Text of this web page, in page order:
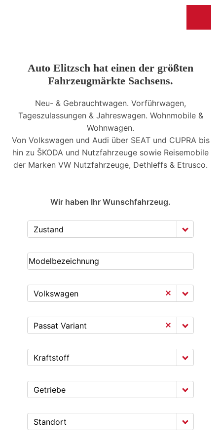
Auto Elitzsch hat einen der größten
Fahrzeugmärkte Sachsens.
Neu- & Gebrauchtwagen. Vorführwagen,
Tageszulassungen & Jahreswagen. Wohnmobile &
Wohnwagen.
Von Volkswagen und Audi über SEAT und CUPRA bis
hin zu ŠKODA und Nutzfahrzeuge sowie Reisemobile
der Marken VW Nutzfahrzeuge, Dethleffs & Etrusco.
Wir haben Ihr Wunschfahrzeug.
Zustand
Volkswagen
Passat Variant
Kraftstoff
Getriebe
Standort